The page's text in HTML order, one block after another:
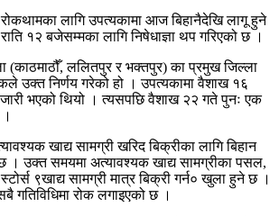
लागि उपत्यकामा आज बिहानैदेखि लागू हुने
१२ बजेसम्मका लागि निषेधाज्ञा थप गरिएको छ ।
(काठमाठौँ, ललितपुर र भक्तपुर) का प्रमुख जिल्ला
उक्त निर्णय गरेको हो । उपत्यकामा वैशाख १६
भएको थियो । त्यसपछि वैशाख २२ गते पुनः एक
खाद्य सामग्री खरिद बिक्रीका लागि बिहान
उक्त समयमा अत्यावश्यक खाद्य सामग्रीका पसल,
९खाद्य सामग्री मात्र बिक्री गर्न० खुला हुने छ ।
गतिविधिमा रोक लगाइएको छ ।